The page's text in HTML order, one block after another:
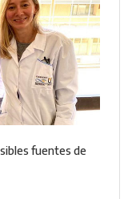
fuentes de